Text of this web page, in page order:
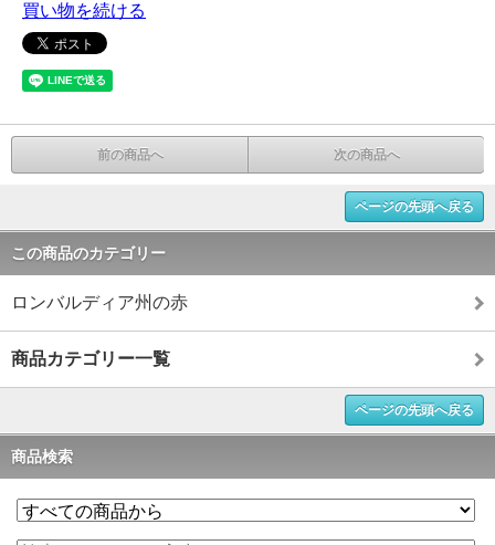
買い物を続ける
前の商品へ 次の商品へ
ページの先頭へ戻る
この商品のカテゴリー
ロンバルディア州の赤
商品カテゴリー一覧
ページの先頭へ戻る
商品検索